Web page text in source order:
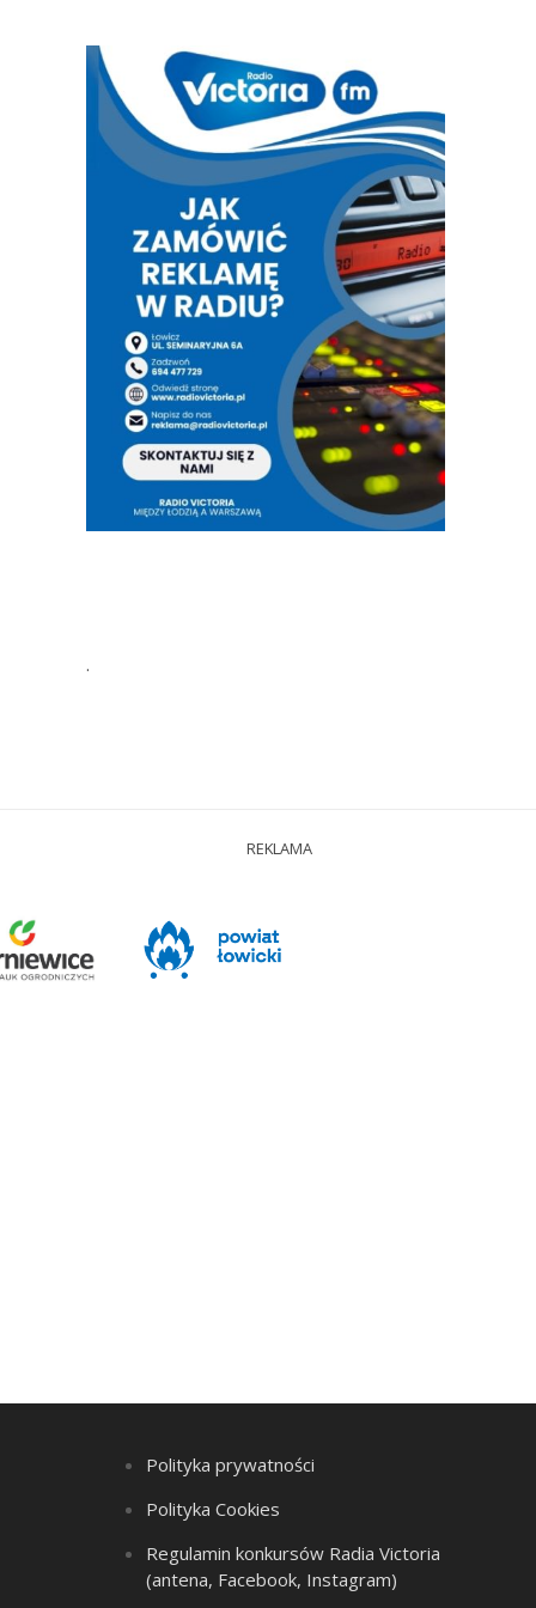
.
REKLAMA
Polityka prywatności
Polityka Cookies
Regulamin konkursów Radia Victoria
(antena, Facebook, Instagram)